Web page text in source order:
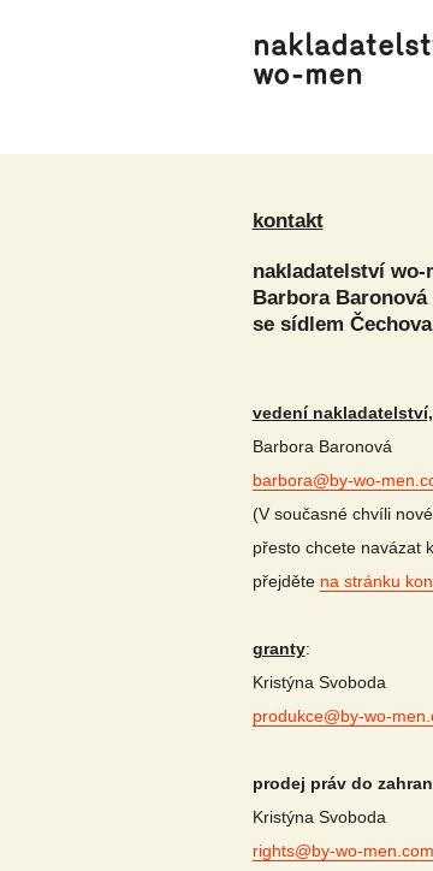
wo-men
kontakt
nakladatelství wo-
Barbora Baronová
se sídlem
vedení
Barbora Baronová
barbora@by-wo-
(V současné chvíli
přesto chcete navázat
přejděte na stránku
granty:
Kristýna Svoboda
produkce@by-wo-
prodej práv do
Kristýna Svoboda
rights@by-wo-men.com